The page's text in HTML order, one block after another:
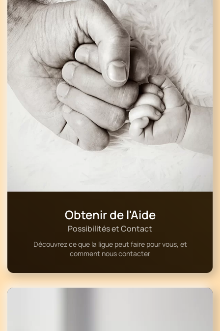
Obtenir de l'Aide
Possibilités et Contact
Découvrez ce que la ligue peut faire pour vous, et
comment nous contacter